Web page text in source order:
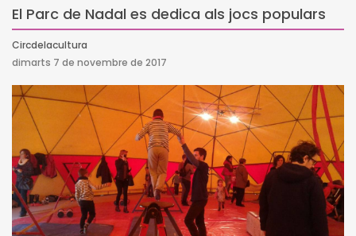
El Parc de Nadal es dedica als jocs populars
Circdelacultura
dimarts 7 de novembre de 2017